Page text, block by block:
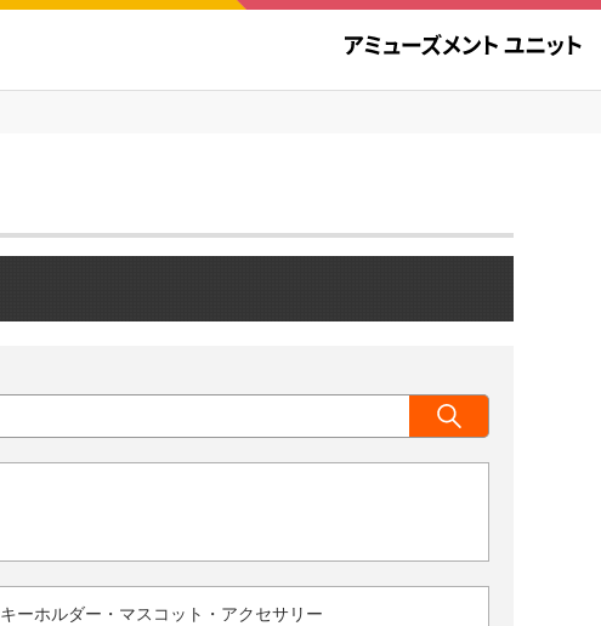
キーホルダー・マスコット・アクセサリー